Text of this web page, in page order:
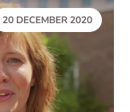
DATUM:
20 DECEMBER 2020